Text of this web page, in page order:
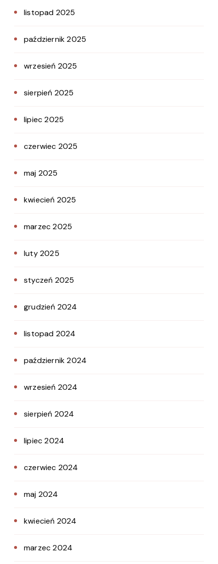
listopad 2025
październik 2025
wrzesień 2025
sierpień 2025
lipiec 2025
czerwiec 2025
maj 2025
kwiecień 2025
marzec 2025
luty 2025
styczeń 2025
grudzień 2024
listopad 2024
październik 2024
wrzesień 2024
sierpień 2024
lipiec 2024
czerwiec 2024
maj 2024
kwiecień 2024
marzec 2024